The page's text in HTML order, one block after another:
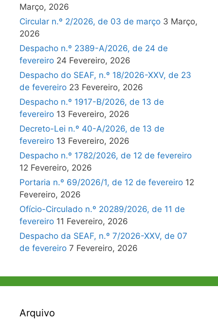
Março, 2026
Circular n.º 2/2026, de 03 de março 3 Março,
2026
Despacho n.º 2389-A/2026, de 24 de
fevereiro 24 Fevereiro, 2026
Despacho do SEAF, n.º 18/2026-XXV, de 23
de fevereiro 23 Fevereiro, 2026
Despacho n.º 1917-B/2026, de 13 de
fevereiro 13 Fevereiro, 2026
Decreto-Lei n.º 40-A/2026, de 13 de
fevereiro 13 Fevereiro, 2026
Despacho n.º 1782/2026, de 12 de fevereiro
12 Fevereiro, 2026
Portaria n.º 69/2026/1, de 12 de fevereiro 12
Fevereiro, 2026
Ofício-Circulado n.º 20289/2026, de 11 de
fevereiro 11 Fevereiro, 2026
Despacho da SEAF, n.º 7/2026-XXV, de 07
de fevereiro 7 Fevereiro, 2026
Arquivo